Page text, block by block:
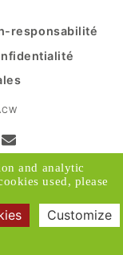
responsabilité
and analytic
used, please
Customize